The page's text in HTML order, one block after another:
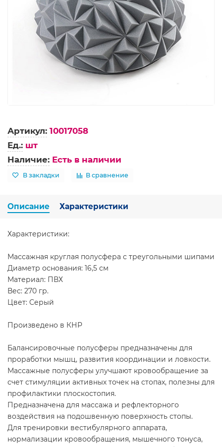
Артикул: 10017058
Ед.: шт
Наличие: Есть в наличии
В закладки В сравнение
Описание Характеристики
Характеристики:
Массажная круглая полусфера с треугольными шипами
Диаметр основания: 16,5 см
Материал: ПВХ
Вес: 270 гр.
Цвет: Серый
Произведено в КНР
Балансировочные полусферы предназначены для
проработки мышц, развития координации и ловкости.
Массажные полусферы улучшают кровообращение за
счет стимуляции активных точек на стопах, полезны для
профилактики плоскостопия.
Предназначена для массажа и рефлекторного
воздействия на подошвенную поверхность стопы.
Для тренировки вестибулярного аппарата,
нормализации кровообращения, мышечного тонуса,